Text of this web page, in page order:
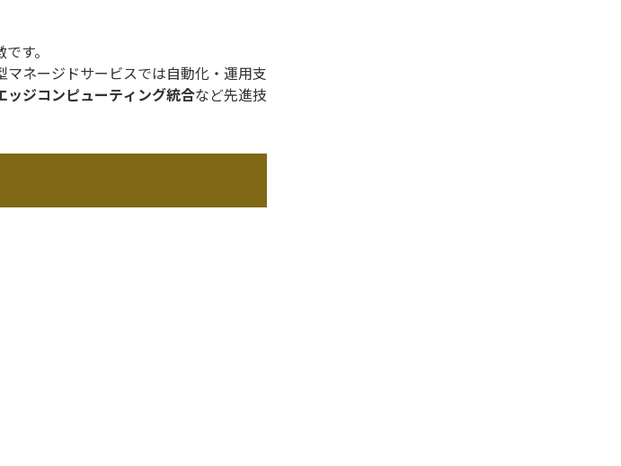
す。
ネージドサービスでは自動化・運用支
ッジコンピューティング統合など先進技